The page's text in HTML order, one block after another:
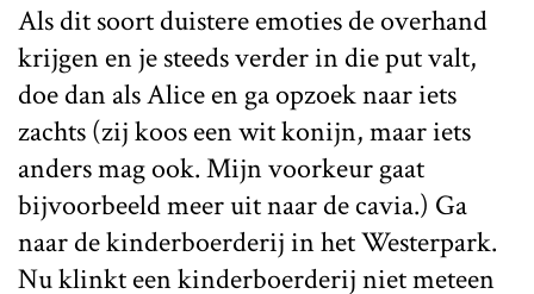
Als dit soort duistere emoties de overhand
krijgen en je steeds verder in die put valt,
doe dan als Alice en ga opzoek naar iets
zachts (zij koos een wit konijn, maar iets
anders mag ook. Mijn voorkeur gaat
bijvoorbeeld meer uit naar de cavia.) Ga
naar de kinderboerderij in het Westerpark.
Nu klinkt een kinderboerderij niet meteen